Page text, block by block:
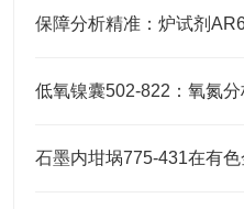
保障分析精准：炉试剂
低氧镍囊502-822：氧氮
石墨内坩埚775-431在有